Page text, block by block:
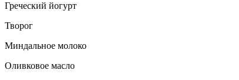
Греческий йогурт
Творог
Миндальное молоко
Оливковое масло